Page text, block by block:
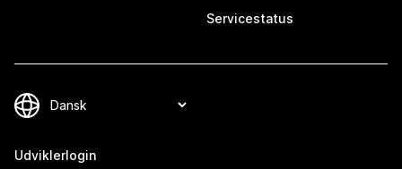
Servicestatus
Udviklerlogin